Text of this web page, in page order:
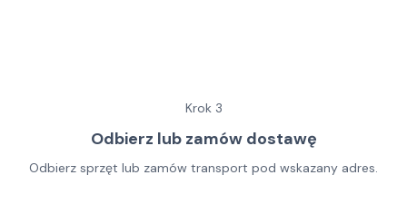
Krok 3
Odbierz lub zamów dostawę
Odbierz sprzęt lub zamów transport pod wskazany adres.